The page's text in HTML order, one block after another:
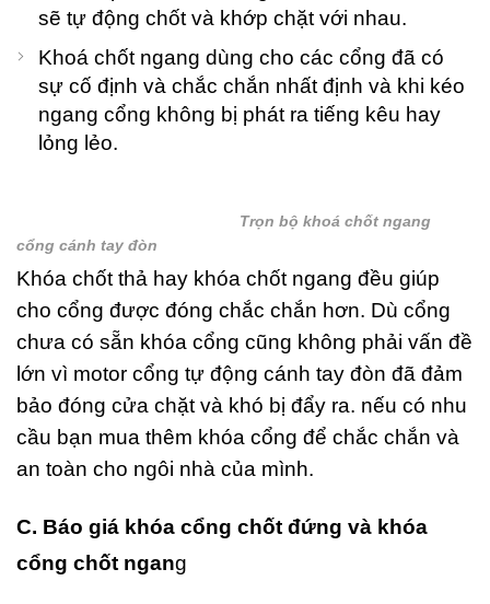
sẽ tự động chốt và khớp chặt với nhau.
Khoá chốt ngang dùng cho các cổng đã có
sự cố định và chắc chắn nhất định và khi kéo
ngang cổng không bị phát ra tiếng kêu hay
lỏng lẻo.
Trọn bộ khoá chốt ngang
cổng cánh tay đòn
Khóa chốt thả hay khóa chốt ngang đều giúp
cho cổng được đóng chắc chắn hơn. Dù cổng
chưa có sẵn khóa cổng cũng không phải vấn đề
lớn vì motor cổng tự động cánh tay đòn đã đảm
bảo đóng cửa chặt và khó bị đẩy ra. nếu có nhu
cầu bạn mua thêm khóa cổng để chắc chắn và
an toàn cho ngôi nhà của mình.
C. Báo giá khóa cổng chốt đứng và khóa
cổng chốt ngang